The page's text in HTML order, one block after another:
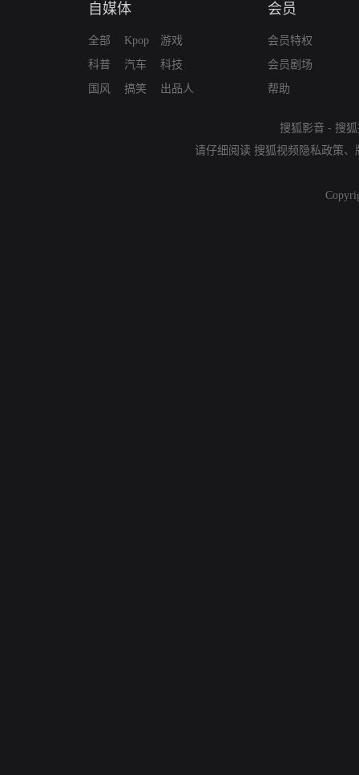
自媒体
全部
科普
国风
Kpop
汽车
搞笑
游戏
科技
出品人
会员
会员特权
会员剧场
帮助
搜狐影音 - 搜
请仔细阅读 搜狐视频隐私政策、